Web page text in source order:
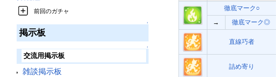
前回のガチャ
↑
掲示板
↑
交流用掲示板
雑談掲示板
徹底マーク○
→
徹底マーク◎
直線巧者
詰め寄り